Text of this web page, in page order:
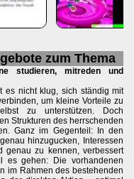
zum Thema
studieren, mitreden und
es nicht klug, sich ständig mit
um kleine Vorteile zu
zu unterstützen. Doch
Strukturen des herrschenden
Ganz im Gegenteil: In den
hinzugucken, Interessen
genau zu kennen, verbessert
es gehen: Die vorhandenen
im Rahmen des bestehenden